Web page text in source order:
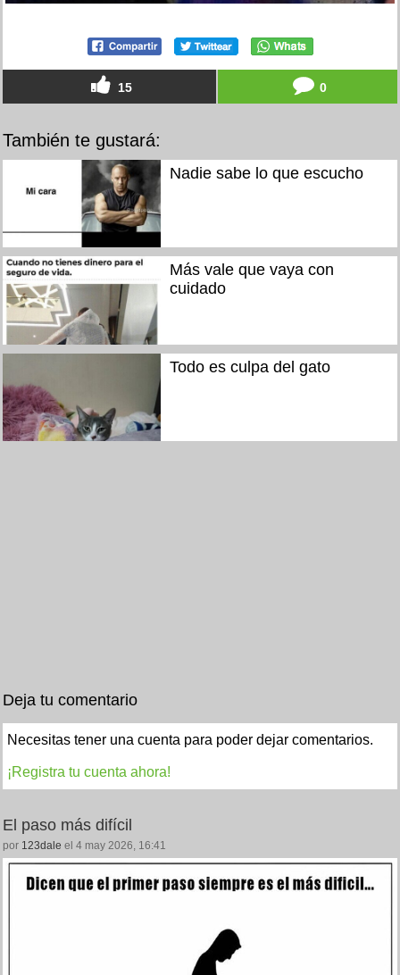
15 0
También te gustará:
Nadie sabe lo que escucho
Más vale que vaya con
cuidado
Todo es culpa del gato
Deja tu comentario
Necesitas tener una cuenta para poder dejar comentarios.
¡Registra tu cuenta ahora!
El paso más difícil
por 123dale el 4 may 2026, 16:41